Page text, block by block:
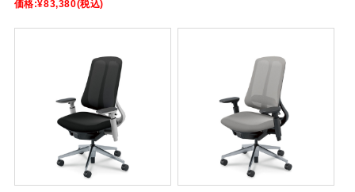
価格:¥83,380(税込)